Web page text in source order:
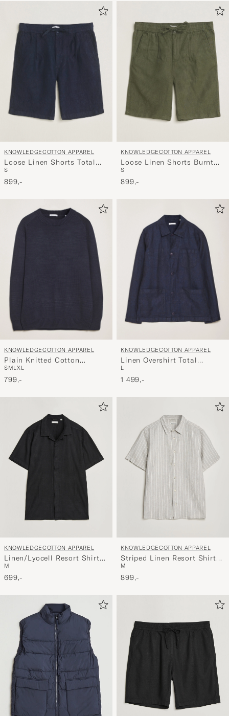
KNOWLEDGECOTTON APPAREL
Loose Linen Shorts Total
Eclipse
S
899,-
KNOWLEDGECOTTON APPAREL
Loose Linen Shorts Burnt
Olive
S
899,-
KNOWLEDGECOTTON APPAREL
Plain Knitted Cotton
Crewneck Night Sky
SMLXL
799,-
KNOWLEDGECOTTON APPAREL
Linen Overshirt Total
Eclipse
L
1 499,-
KNOWLEDGECOTTON APPAREL
Linen/Lyocell Resort Shirt
Black
M
699,-
KNOWLEDGECOTTON APPAREL
Striped Linen Resort Shirt
Grey
M
899,-